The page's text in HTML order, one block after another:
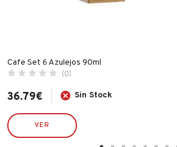
Cafe Set 6 Azulejos 90ml
(0)
36.79€ Sin Stock
VER